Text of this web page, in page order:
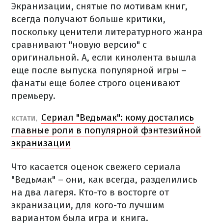
Экранизации, снятые по мотивам книг,
всегда получают больше критики,
поскольку ценители литературного жанра
сравнивают "новую версию" с
оригинальной. А, если кинолента вышла
еще после выпуска популярной игры –
фанаты еще более строго оценивают
премьеру.
КСТАТИ,
Сериал "Ведьмак": кому достались
главные роли в популярной фэнтезийной
экранизации
Что касается оценок свежего сериала
"Ведьмак" – они, как всегда, разделились
на два лагеря. Кто-то в восторге от
экранизации, для кого-то лучшим
вариантом была игра и книга.